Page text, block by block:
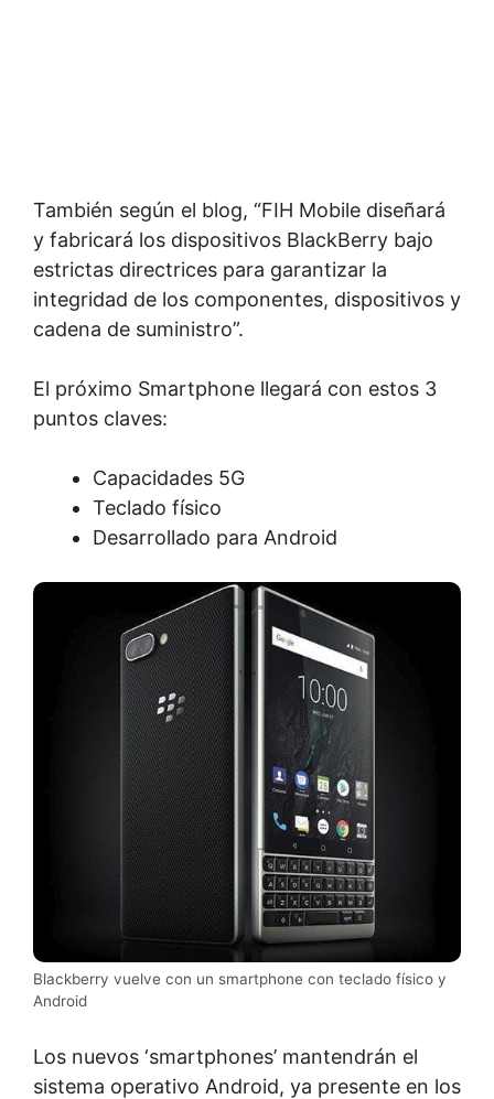
También según el blog, “FIH Mobile diseñará
y fabricará los dispositivos BlackBerry bajo
estrictas directrices para garantizar la
integridad de los componentes, dispositivos y
cadena de suministro”.
El próximo Smartphone llegará con estos 3
puntos claves:
Capacidades 5G
Teclado físico
Desarrollado para Android
Blackberry vuelve con un smartphone con teclado físico y
Android
Los nuevos ‘smartphones’ mantendrán el
sistema operativo Android, ya presente en los